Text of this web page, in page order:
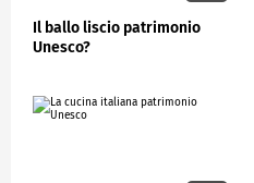
Il ballo liscio patrimonio
Unesco?